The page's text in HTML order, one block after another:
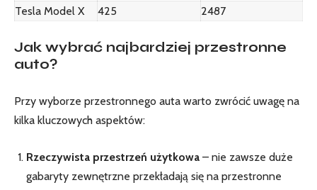
Tesla Model X
425 2487
Jak wybrać najbardziej przestronne
auto?
Przy wyborze przestronnego auta warto zwrócić uwagę na
kilka kluczowych aspektów:
Rzeczywista przestrzeń użytkowa – nie zawsze duże
gabaryty zewnętrzne przekładają się na przestronne